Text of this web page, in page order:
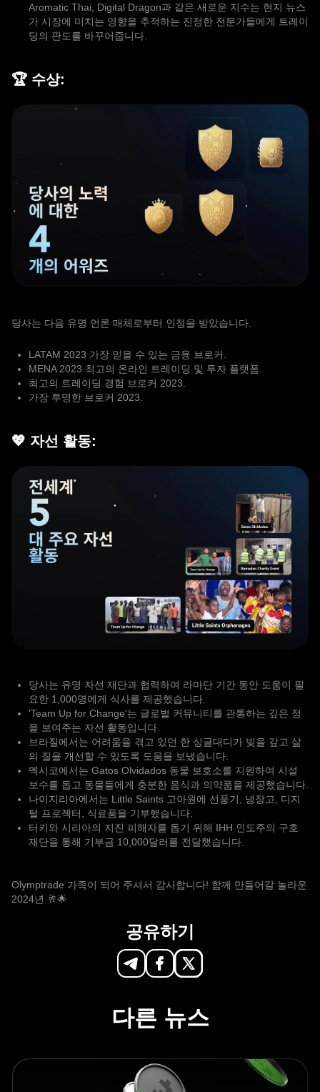
Aromatic Thai, Digital Dragon과 같은 새로운 지수는 현지 뉴스
가 시장에 미치는 영향을 추적하는 진정한 전문가들에게 트레이
딩의 판도를 바꾸어줍니다.
🏆 수상:
당사는 다음 유명 언론 매체로부터 인정을 받았습니다.
LATAM 2023 가장 믿을 수 있는 금융 브로커.
MENA 2023 최고의 온라인 트레이딩 및 투자 플랫폼.
최고의 트레이딩 경험 브로커 2023.
가장 투명한 브로커 2023.
💖 자선 활동:
당사는 유명 자선 재단과 협력하여 라마단 기간 동안 도움이 필
요한 1,000명에게 식사를 제공했습니다.
'Team Up for Change'는 글로벌 커뮤니티를 관통하는 깊은 정
을 보여주는 자선 활동입니다.
브라질에서는 어려움을 겪고 있던 한 싱글대디가 빚을 갚고 삶
의 질을 개선할 수 있도록 도움을 보냈습니다.
멕시코에서는 Gatos Olvidados 동물 보호소를 지원하여 시설
보수를 돕고 동물들에게 충분한 음식과 의약품을 제공했습니다.
나이지리아에서는 Little Saints 고아원에 선풍기, 냉장고, 디지
털 프로젝터, 식료품을 기부했습니다.
터키와 시리아의 지진 피해자를 돕기 위해 IHH 인도주의 구호
재단을 통해 기부금 10,000달러를 전달했습니다.
Olymptrade 가족이 되어 주셔서 감사합니다! 함께 만들어갈 놀라운
2024년 🥂🌟
공유하기
다른 뉴스